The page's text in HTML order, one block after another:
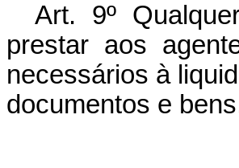
Art. 9º
prestar aos
necessários à
documentos e